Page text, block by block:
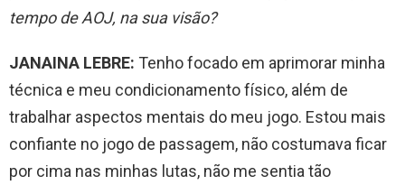
tempo de AOJ, na sua visão?
JANAINA LEBRE: Tenho focado em aprimorar minha
técnica e meu condicionamento físico, além de
trabalhar aspectos mentais do meu jogo. Estou mais
confiante no jogo de passagem, não costumava ficar
por cima nas minhas lutas, não me sentia tão